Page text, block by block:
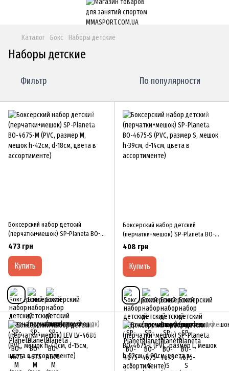
Каталог Бокс Наборы детские
Наборы детские
Фильтр По популярности
Боксерский набор детский
(перчатки+мешок) SP-Planeta BO-
4675-M (PVC, размер M, мешок h-
42см, d-18см, цвета в ассортименте)
473 грн
Купить
Боксерский набор детский
(перчатки+мешок) SP-Planeta BO-
4675-S (PVC, размер S, мешок h-
39см, d-14см, цвета в ассортименте)
408 грн
Купить